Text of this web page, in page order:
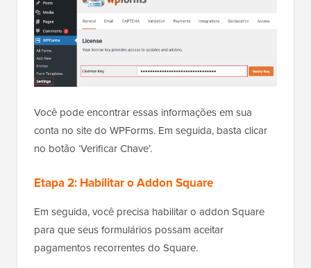
Você pode encontrar essas informações em sua
conta no site do WPForms. Em seguida, basta clicar
no botão ‘Verificar Chave’.
Etapa 2: Habilitar o Addon Square
Em seguida, você precisa habilitar o addon Square
para que seus formulários possam aceitar
pagamentos recorrentes do Square.